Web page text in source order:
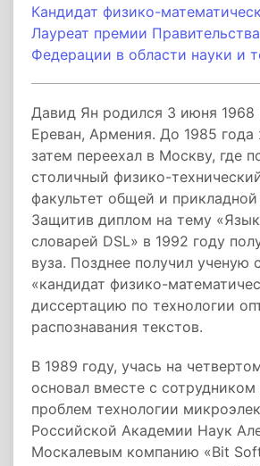
Кандидат физико-
Лауреат премии
Федерации в области науки и
Давид Ян родился 3 июня 1968
Ереван, Армения. До 1985 года
затем переехал в Москву, где
столичный физико-
факультет общей и
Защитив диплом на тему
словарей DSL» в 1992 году
вуза. Позднее получил ученую
«кандидат физико-
диссертацию по технологии
распознавания текстов.
В 1989 году, учась на
основал вместе с сотрудником
проблем технологии
Российской Академии Наук
Москалевым компанию «Bit